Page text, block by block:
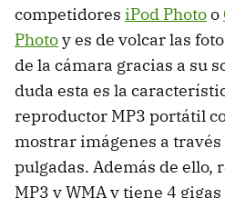
competidores iPod Photoo
Photoy es de volcar las
de la cámara gracias a su
duda esta es la
reproductor MP3 portátil
mostrar imágenes a
pulgadas. Además de ello,
MP3 y WMA y tiene 4